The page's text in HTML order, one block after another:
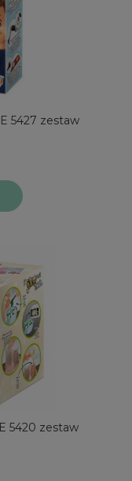
5427 zestaw
5420 zestaw